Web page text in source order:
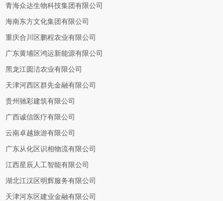
青海众达生物科技集团有限公司
海南东方文化集团有限公司
重庆合川区鹏程农业有限公司
广东黄埔区鸿运新能源有限公司
黑龙江圆洁农业有限公司
天津河西区群先金融有限公司
贵州驰彩建筑有限公司
广西诚信医疗有限公司
云南卓越旅游有限公司
广东从化区识相物流有限公司
江西星辰人工智能有限公司
湖北江汉区明辉服务有限公司
天津河东区建业金融有限公司